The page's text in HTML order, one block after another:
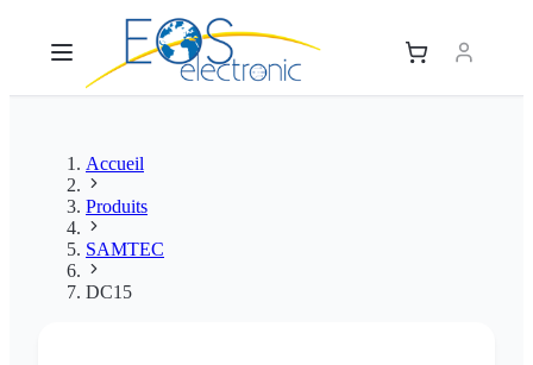
Accueil
Produits
SAMTEC
DC15